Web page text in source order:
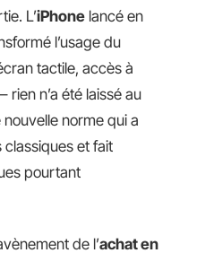
L’iPhone lancé en
l’usage du
tactile, accès à
rien n’a été laissé au
norme qui a
classiques et fait
pourtant
de l’achat en